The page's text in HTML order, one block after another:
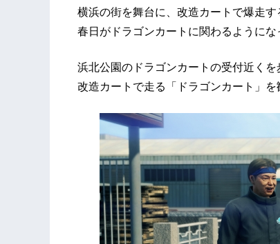
横浜の街を舞台に、改造カートで爆走
春日がドラゴンカートに関わるように
浜北公園のドラゴンカートの受付近く
改造カートで走る「ドラゴンカート」を